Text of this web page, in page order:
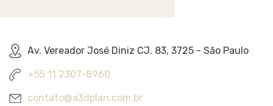
Av. Vereador José Diniz CJ. 83, 3725 - São Paulo
+55 11 2307-8960
contato@a3dplan.com.br